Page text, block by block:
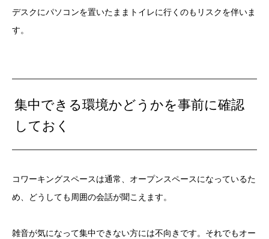
デスクにパソコンを置いたままトイレに行くのもリスクを伴いま
す。
集中できる環境かどうかを事前に確認
しておく
コワーキングスペースは通常、オープンスペースになっているた
め、どうしても周囲の会話が聞こえます。
雑音が気になって集中できない方には不向きです。それでもオー